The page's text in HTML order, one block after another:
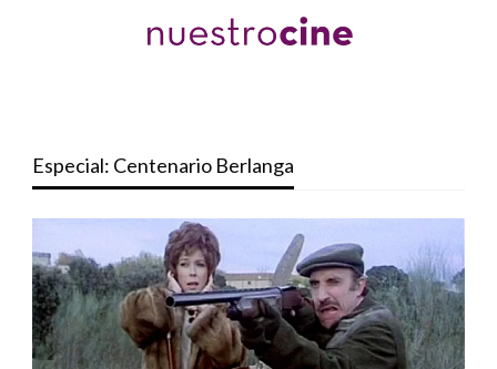
Especial: Centenario Berlanga